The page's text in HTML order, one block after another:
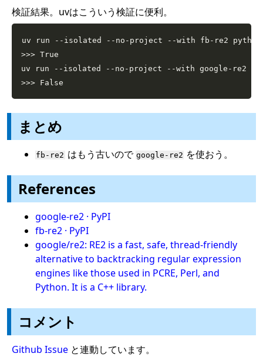
検証結果。uvはこういう検証に便利。
uv run --isolated --no-project --with fb-re2
>>> True
uv run
--isolated --no-project --with google-re2
>>> False
まとめ
fb-re2 はもう古いので google-re2 を使おう。
References
google-re2 · PyPI
fb-re2 · PyPI
google/re2: RE2 is a fast, safe, thread-friendly
alternative to backtracking regular expression
engines like those used in PCRE, Perl, and
Python. It is a C++ library.
コメント
Github Issue と連動しています。